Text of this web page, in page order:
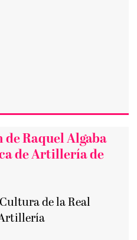
Raquel Algaba
de Artillería de
de la Real